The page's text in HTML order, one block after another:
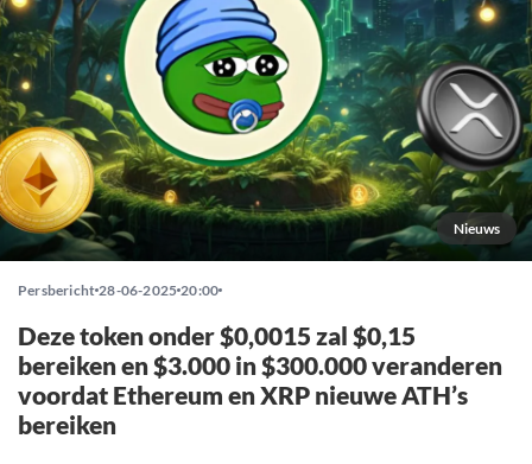
Nieuws
Persbericht 28-06-2025 20:00
Deze token onder $0,0015 zal $0,15
bereiken en $3.000 in $300.000 veranderen
voordat Ethereum en XRP nieuwe ATH’s
bereiken